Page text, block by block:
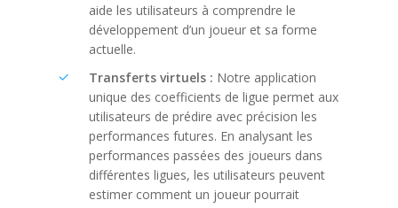
aide les utilisateurs à comprendre le
développement d’un joueur et sa forme
actuelle.
Transferts virtuels : Notre application
unique des coefficients de ligue permet aux
utilisateurs de prédire avec précision les
performances futures. En analysant les
performances passées des joueurs dans
différentes ligues, les utilisateurs peuvent
estimer comment un joueur pourrait